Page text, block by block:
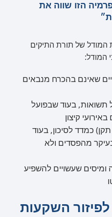
הזו שווה את
המודל של תורת התיקים
המודל:
שאינם בהכרח מנבאים
תשואות, בעוד שבפועל
קיצון
כמדד לסיכון, בעוד
מהפסדים ולא
שעשויים להשפיע
השקעות